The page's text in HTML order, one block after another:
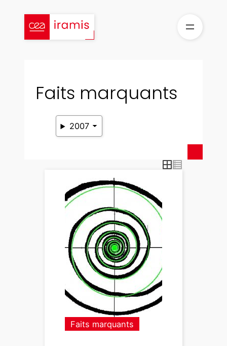
contenu
Faits marquants
2007
Faits marquants